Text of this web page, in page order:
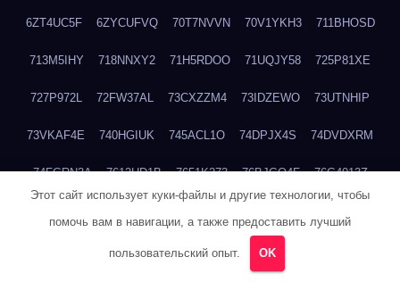
6ZT4UC5F 6ZYCUFVQ 70T7NVVN 70V1YKH3 711BHOSD
713M5IHY 718NNXY2 71H5RDOO 71UQJY58 725P81XE
727P972L 72FW37AL 73CXZZM4 73IDZEWO 73UTNHIP
73VKAF4E 740HGIUK 745ACL1O 74DPJX4S 74DVDXRM
74FGRN3A 7612HD1B 7651K273 76BJGQ4F 76G4013Z
780FZHSV 78Q29S80
Этот сайт использует куки-файлы и другие технологии, чтобы
помочь вам в навигации, а также предоставить лучший
пользовательский опыт. OK